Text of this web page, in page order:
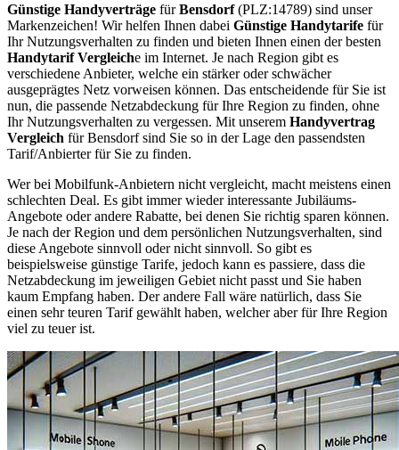
Günstige Handyverträge fürBensdorf(PLZ:14789) sind unser
Markenzeichen! Wir helfen Ihnen dabei Günstige Handytarife für
Ihr Nutzungsverhalten zu finden und bieten Ihnen einen der besten
Handytarif Vergleiche im Internet. Je nach Region gibt es
verschiedene Anbieter, welche ein stärker oder schwächer
ausgeprägtes Netz vorweisen können. Das entscheidende für Sie ist
nun, die passende Netzabdeckung für Ihre Region zu finden, ohne
Ihr Nutzungsverhalten zu vergessen. Mit unserem Handyvertrag
Vergleich für Bensdorf sind Sie so in der Lage den passendsten
Tarif/Anbierter für Sie zu finden.
Wer bei Mobilfunk-Anbietern nicht vergleicht, macht meistens einen
schlechten Deal. Es gibt immer wieder interessante Jubiläums-
Angebote oder andere Rabatte, bei denen Sie richtig sparen können.
Je nach der Region und dem persönlichen Nutzungsverhalten, sind
diese Angebote sinnvoll oder nicht sinnvoll. So gibt es
beispielsweise günstige Tarife, jedoch kann es passiere, dass die
Netzabdeckung im jeweiligen Gebiet nicht passt und Sie haben
kaum Empfang haben. Der andere Fall wäre natürlich, dass Sie
einen sehr teuren Tarif gewählt haben, welcher aber für Ihre Region
viel zu teuer ist.